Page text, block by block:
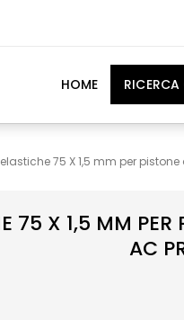
HOME
75 X 1,5 mm per
75 X 1,5 MM
AC